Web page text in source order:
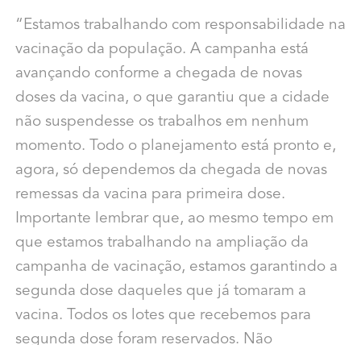
“Estamos trabalhando com responsabilidade na
vacinação da população. A campanha está
avançando conforme a chegada de novas
doses da vacina, o que garantiu que a cidade
não suspendesse os trabalhos em nenhum
momento. Todo o planejamento está pronto e,
agora, só dependemos da chegada de novas
remessas da vacina para primeira dose.
Importante lembrar que, ao mesmo tempo em
que estamos trabalhando na ampliação da
campanha de vacinação, estamos garantindo a
segunda dose daqueles que já tomaram a
vacina. Todos os lotes que recebemos para
segunda dose foram reservados. Não